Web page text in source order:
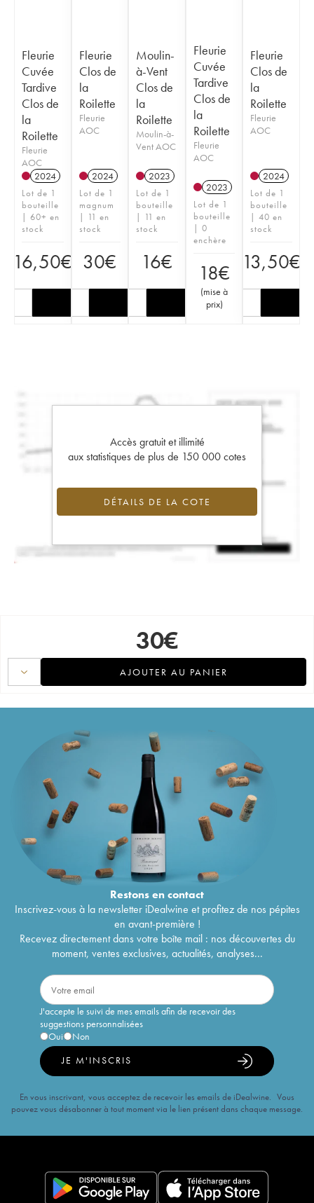
Fleurie
Cuvée
Tardive
Clos de
la
Roilette
Fleurie
AOC
2024
Lot de 1
bouteille
| 60+ en
stock
16,50€
Fleurie
Clos de
la
Roilette
Fleurie
AOC
2024
Lot de 1
magnum
| 11 en
stock
30€
Moulin-
à-Vent
Clos de
la
Roilette
Moulin-à-
Vent AOC
2023
Lot de 1
bouteille
| 11 en
stock
16€
Fleurie
Cuvée
Tardive
Clos de
la
Roilette
Fleurie
AOC
2023
Lot de 1
bouteille
| 0
enchère
18€
(mise à
prix)
Fleurie
Clos de
la
Roilette
Fleurie
AOC
2024
Lot de 1
bouteille
| 40 en
stock
13,50€
Accès gratuit et illimité
aux statistiques de plus de 150 000 cotes
DÉTAILS DE LA COTE
30€
AJOUTER AU PANIER
Restons encontact
Inscrivez-vous à la newsletter iDealwine et profitez de nos pépites
en avant-première !
Recevez directement dans votre boîte mail : nos découvertes du
moment, ventes exclusives, actualités, analyses...
J'accepte le suivi de mes emails afin de recevoir des
suggestions personnalisées
Oui
Non
JE M'INSCRIS
En vous inscrivant, vous acceptez de recevoir les emails de iDealwine. Vous
pouvez vous désabonner à tout moment via le lien présent dans chaque message.